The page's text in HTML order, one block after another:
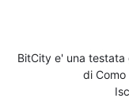
BitCity e' una
di